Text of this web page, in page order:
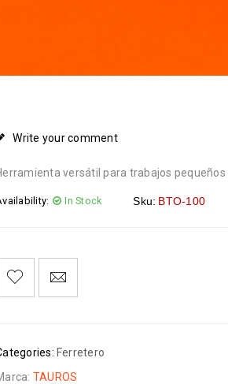
Write your comment
versátil para trabajos pequeños
In Stock Sku: BTO-100
Ferretero
TAUROS